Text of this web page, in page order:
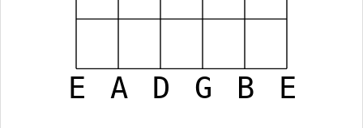
E A D G B E